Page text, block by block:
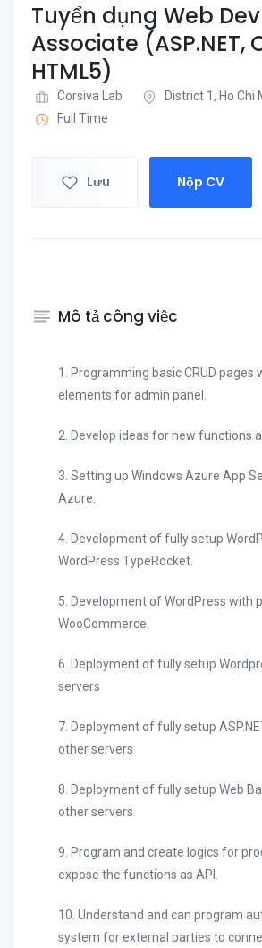
Tuyển dụng Web Dev
Associate (ASP.NET,
HTML5)
Corsiva Lab
District 1, Ho Chi
Full Time
Lưu Nộp CV
Mô tả công việc
1. Programming basic CRUD pages
elements for admin panel.
2. Develop ideas for new functions
3. Setting up Windows Azure App
Azure.
4. Development of fully setup
WordPress TypeRocket.
5. Development of WordPress with
WooCommerce.
6. Deployment of fully setup
servers
7. Deployment of fully setup
other servers
8. Deployment of fully setup Web
other servers
9. Program and create logics for
expose the functions as API.
10. Understand and can program
system for external parties to